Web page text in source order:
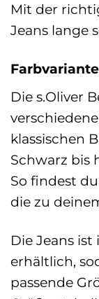
Mit der
Jeans lange
Die s.Oliver
klassischen
Schwarz bis
So findest
die zu
Die Jeans
erhältlich,
passende